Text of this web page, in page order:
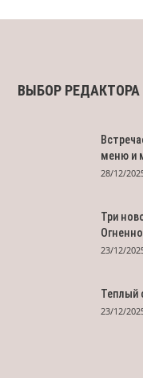
ВЫБОР РЕДАКТОРА
меню и
28/12/
Три
23/12/
Теплый
23/12/